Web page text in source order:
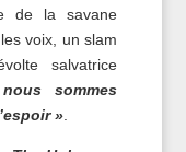
de la savane
voix, un slam
salvatrice
sommes
».